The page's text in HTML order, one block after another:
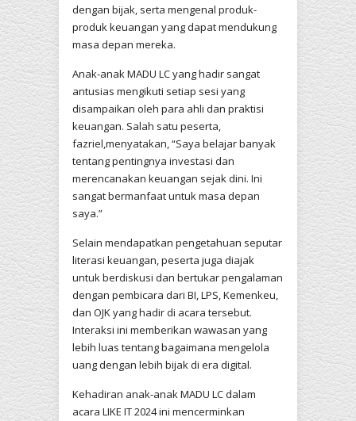
dengan bijak, serta mengenal produk-
produk keuangan yang dapat mendukung
masa depan mereka.
Anak-anak MADU LC yang hadir sangat
antusias mengikuti setiap sesi yang
disampaikan oleh para ahli dan praktisi
keuangan. Salah satu peserta,
fazriel,menyatakan, “Saya belajar banyak
tentang pentingnya investasi dan
merencanakan keuangan sejak dini. Ini
sangat bermanfaat untuk masa depan
saya.”
Selain mendapatkan pengetahuan seputar
literasi keuangan, peserta juga diajak
untuk berdiskusi dan bertukar pengalaman
dengan pembicara dari BI, LPS, Kemenkeu,
dan OJK yang hadir di acara tersebut.
Interaksi ini memberikan wawasan yang
lebih luas tentang bagaimana mengelola
uang dengan lebih bijak di era digital.
Kehadiran anak-anak MADU LC dalam
acara LIKE IT 2024 ini mencerminkan